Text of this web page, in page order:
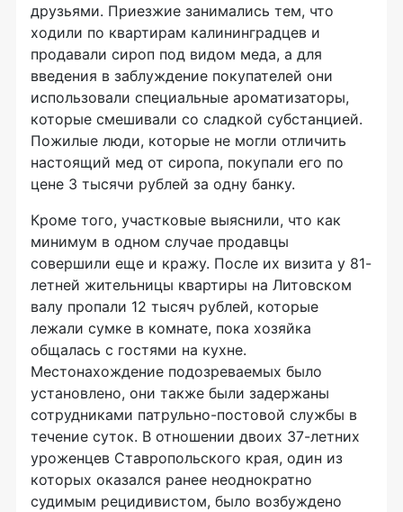
друзьями. Приезжие занимались тем, что
ходили по квартирам калининградцев и
продавали сироп под видом меда, а для
введения в заблуждение покупателей они
использовали специальные ароматизаторы,
которые смешивали со сладкой субстанцией.
Пожилые люди, которые не могли отличить
настоящий мед от сиропа, покупали его по
цене 3 тысячи рублей за одну банку.
Кроме того, участковые выяснили, что как
минимум в одном случае продавцы
совершили еще и кражу. После их визита у 81-
летней жительницы квартиры на Литовском
валу пропали 12 тысяч рублей, которые
лежали сумке в комнате, пока хозяйка
общалась с гостями на кухне.
Местонахождение подозреваемых было
установлено, они также были задержаны
сотрудниками патрульно-постовой службы в
течение суток. В отношении двоих 37-летних
уроженцев Ставропольского края, один из
которых оказался ранее неоднократно
судимым рецидивистом, было возбуждено